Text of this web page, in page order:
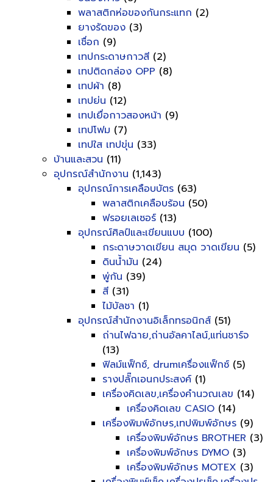
พลาสติกห่อของกันกระแทก (2)
ยางรัดของ (3)
เชื่อก (9)
เทปกระดาษกาวสี (2)
เทปติดกล่อง OPP (8)
เทปผ้า (8)
เทปย่น (12)
เทปเยื่อกาวสองหน้า (9)
เทปโฟม (7)
เทปใส เทปขุ่น (33)
บ้านและสวน (11)
อุปกรณ์สำนักงาน (1,143)
อุปกรณ์การเคลือบบัตร (63)
พลาสติกเคลือบร้อน (50)
ฟรอยเลเซอร์ (13)
อุปกรณ์ศิลป์และเขียนแบบ (100)
กระดาษวาดเขียน สมุด วาดเขียน (5)
ดินน้ำมัน (24)
พู่กัน (39)
สี (31)
ไม้บัลชา (1)
อุปกรณ์สำนักงานอิเล็กทรอนิกส์ (51)
ถ่านไฟฉาย,ถ่านอัลคาไลน์,แท่นชาร์จ
(13)
ฟิลม์แฟ็กซ์, drumเครื่องแฟ็กซ์ (5)
รางปลั๊กเอนกประสงค์ (1)
เครื่องคิดเลข,เครื่องคำนวณเลข (14)
เครื่องคิดเลข CASIO (14)
เครื่องพิมพ์อักษร,เทปพิมพ์อักษร (9)
เครื่องพิมพ์อักษร BROTHER (3)
เครื่องพิมพ์อักษร DYMO (3)
เครื่องพิมพ์อักษร MOTEX (3)